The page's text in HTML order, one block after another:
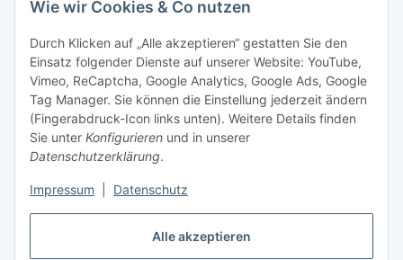
Alle akzeptieren
Wie wir Cookies & Co nutzen
Durch Klicken auf „Alle akzeptieren“ gestatten Sie den
Einsatz folgender Dienste auf unserer Website: YouTube,
Vimeo, ReCaptcha, Google Analytics, Google Ads, Google
Tag Manager. Sie können die Einstellung jederzeit ändern
(Fingerabdruck-Icon links unten). Weitere Details finden
Sie unter Konfigurieren und in unserer
Datenschutzerklärung.
Impressum Datenschutz
Vertrag widerrufen